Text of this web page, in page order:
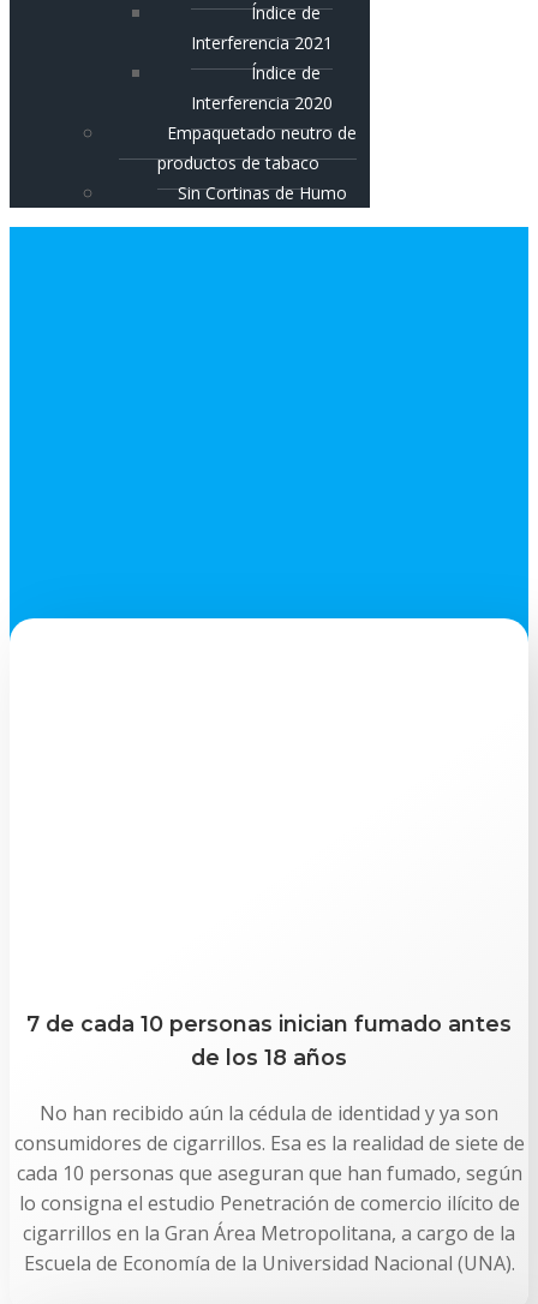
Índice de
Interferencia 2021
Índice de
Interferencia 2020
Empaquetado neutro de
productos de tabaco
Sin Cortinas de Humo
7 de cada 10 personas inician fumado antes
de los 18 años
No han recibido aún la cédula de identidad y ya son
consumidores de cigarrillos. Esa es la realidad de siete de
cada 10 personas que aseguran que han fumado, según
lo consigna el estudio Penetración de comercio ilícito de
cigarrillos en la Gran Área Metropolitana, a cargo de la
Escuela de Economía de la Universidad Nacional (UNA).